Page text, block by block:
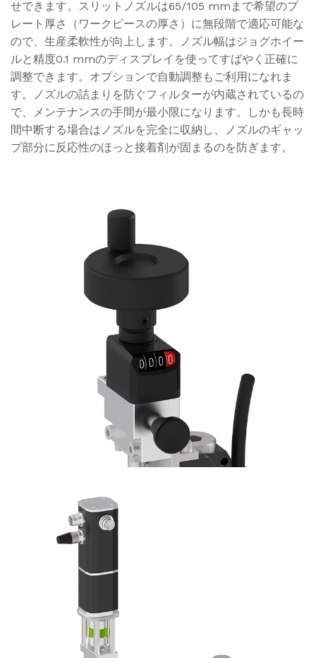
せできます。スリットノズルは65/105 mmまで希望のプ
レート厚さ（ワークピースの厚さ）に無段階で適応可能な
ので、生産柔軟性が向上します。ノズル幅はジョグホイー
ルと精度0.1 mmのディスプレイを使ってすばやく正確に
調整できます。オプションで自動調整もご利用になれま
す。ノズルの詰まりを防ぐフィルターが内蔵されているの
で、メンテナンスの手間が最小限になります。しかも長時
間中断する場合はノズルを完全に収納し、ノズルのギャッ
プ部分に反応性のほっと接着剤が固まるのを防ぎます。